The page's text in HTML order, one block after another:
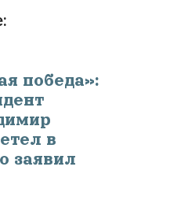
победа»:
в
заявил